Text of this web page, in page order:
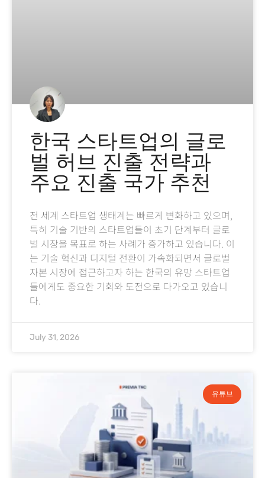
한국 스타트업의 글로
벌 허브 진출 전략과
주요 진출 국가 추천
전 세계 스타트업 생태계는 빠르게 변화하고 있으며,
특히 기술 기반의 스타트업들이 초기 단계부터 글로
벌 시장을 목표로 하는 사례가 증가하고 있습니다. 이
는 기술 혁신과 디지털 전환이 가속화되면서 글로벌
자본 시장에 접근하고자 하는 한국의 유망 스타트업
들에게도 중요한 기회와 도전으로 다가오고 있습니
다.
July 31, 2026
유튜브